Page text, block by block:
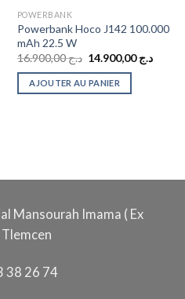
POWERBANK
Powerbank Hoco J142 100.000
mAh 22.5 W
د.ج16.900,00
Le
initial
était :
د.ج14.900,00
Le
AJOUTER AU PANIER
Mansourah Imama ( Ex
38 26 74